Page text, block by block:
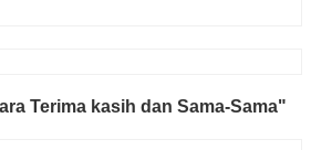
Terima kasih dan Sama-Sama"